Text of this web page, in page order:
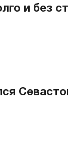
и без